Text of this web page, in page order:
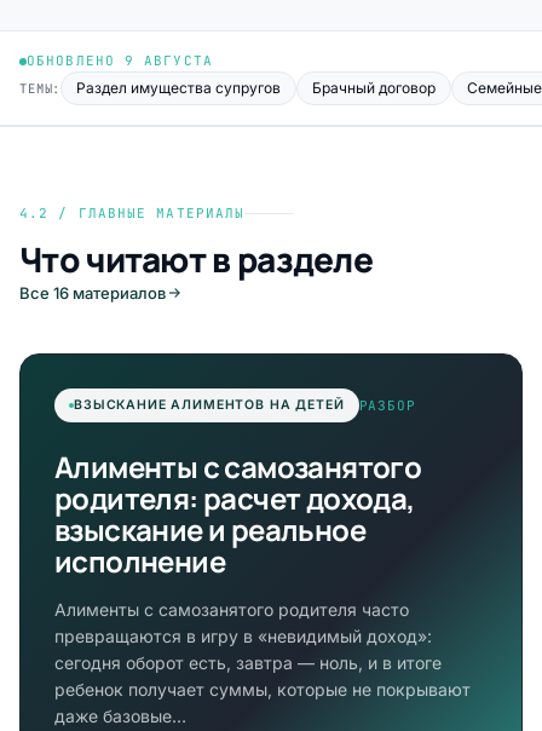
ОБНОВЛЕНО 9 АВГУСТА
ТЕМЫ:
Раздел имущества супругов Брачный договор
4.2 / ГЛАВНЫЕ МАТЕРИАЛЫ
Что читают в разделе
Все 16 материалов
ВЗЫСКАНИЕ АЛИМЕНТОВ НА ДЕТЕЙ РАЗБОР
Алименты с самозанятого
родителя: расчет дохода,
взыскание и реальное
исполнение
Алименты с самозанятого родителя часто
превращаются в игру в «невидимый доход»:
сегодня оборот есть, завтра — ноль, и в итоге
ребенок получает суммы, которые не покрывают
даже базовые…